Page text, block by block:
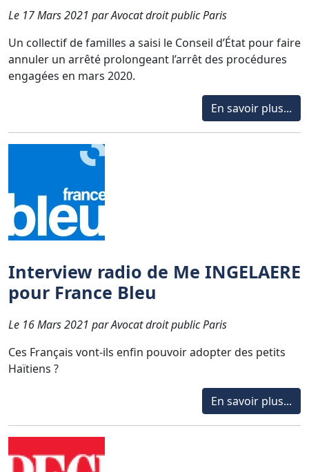
Le 17 Mars 2021 par Avocat droit public Paris
Un collectif de familles a saisi le Conseil d’État pour faire
annuler un arrêté prolongeant l’arrêt des procédures
engagées en mars 2020.
En savoir plus...
Interview radio de Me INGELAERE
pour France Bleu
Le 16 Mars 2021 par Avocat droit public Paris
Ces Français vont-ils enfin pouvoir adopter des petits
Haïtiens ?
En savoir plus...